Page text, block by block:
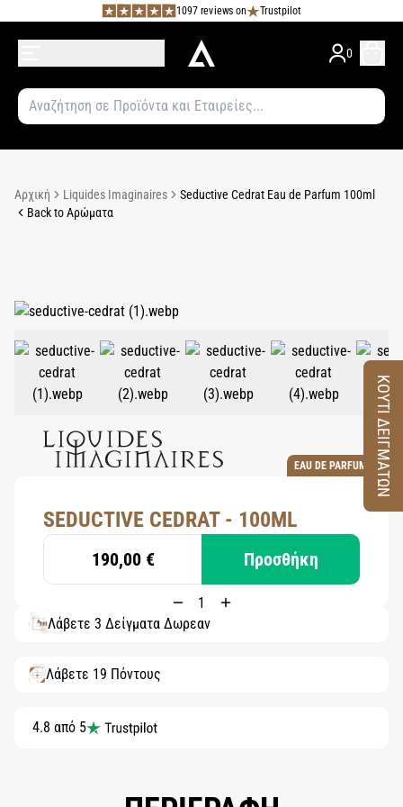
1097 reviews on Trustpilot
0
Αρχική Liquides Imaginaires
Seductive Cedrat Eau de Parfum 100ml
Back to Αρώματα
EAU DE PARFUM
SEDUCTIVE CEDRAT - 100ML
190,00 € Προσθήκη
Λάβετε 3 Δείγματα Δωρεάν
Λάβετε 19 Πόντους
4.8 από 5
ΚΟΥΤΙ ΔΕΙΓΜΑΤΩΝ